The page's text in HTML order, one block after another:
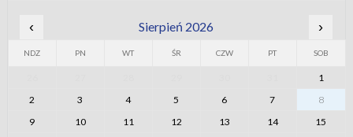
‹ Sierpień 2026 ›
NDZ PN WT ŚR CZW PT SOB
1
2
3 4 5 6 7
8
9
10 11 12 13 14
15